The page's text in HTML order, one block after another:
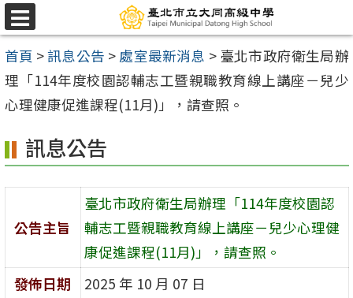
跳
至
主
要
內
區
選
單
首頁 >訊息公告 > 處室最新消息 > 臺北市政府衛生局辦
理「114年度校園認輔志工暨親職教育線上講座－兒少
心理健康促進課程(11月)」，請查照。
訊息公告
公告主旨
臺北市政府衛生局辦理「114年度校園認
輔志工暨親職教育線上講座－兒少心理健
康促進課程(11月)」，請查照。
發佈日期
2025 年 10 月 07 日